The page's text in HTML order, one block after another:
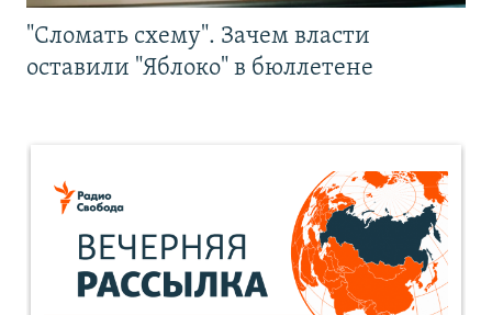
"Сломать схему". Зачем власти
оставили "Яблоко" в бюллетене